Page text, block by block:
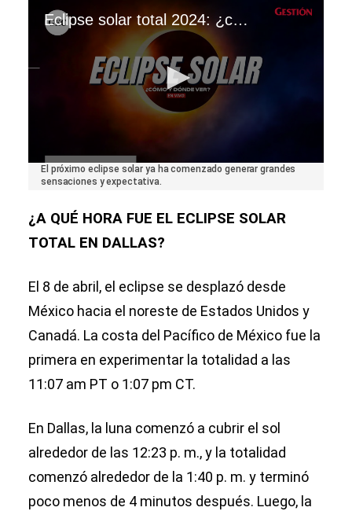
Eclipse solar total 2024: ¿cuándo, a qué hora y dónde se podrá ver el fenómeno astronómico?
seconds
minute,
57
seconds
El próximo eclipse solar ya ha comenzado generar grandes
sensaciones y expectativa.
¿A QUÉ HORA FUE EL ECLIPSE SOLAR
TOTAL EN DALLAS?
El 8 de abril, el eclipse se desplazó desde
México hacia el noreste de Estados Unidos y
Canadá. La costa del Pacífico de México fue la
primera en experimentar la totalidad a las
11:07 am PT o 1:07 pm CT.
En Dallas, la luna comenzó a cubrir el sol
alrededor de las 12:23 p. m., y la totalidad
comenzó alrededor de la 1:40 p. m. y terminó
poco menos de 4 minutos después. Luego, la